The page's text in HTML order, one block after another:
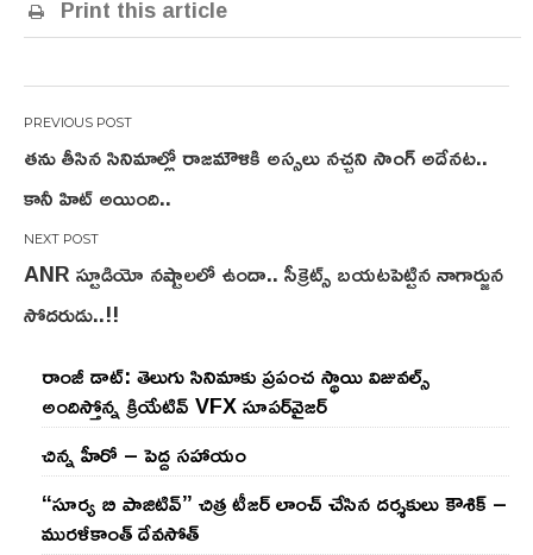
Print this article
Post
navigation
తను తీసిన సినిమాల్లో రాజమౌళికి అస్సలు నచ్చని సాంగ్ అదేనట..
కానీ హిట్ అయింది..
ANR స్టూడియో నష్టాలలో ఉందా.. సీక్రెట్స్ బయటపెట్టిన నాగార్జున
సోదరుడు..!!
రాంజీ డాట్: తెలుగు సినిమాకు ప్రపంచ స్థాయి విజువల్స్
అందిస్తోన్న క్రియేటివ్ VFX సూపర్‌వైజర్
చిన్న హీరో – పెద్ద సహాయం
“సూర్య బి పాజిటివ్” చిత్ర టీజర్ లాంచ్ చేసిన‌ దర్శకులు కౌశిక్ –
మురళీకాంత్ దేవసోత్